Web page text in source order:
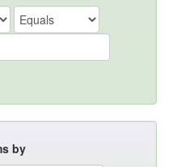
by